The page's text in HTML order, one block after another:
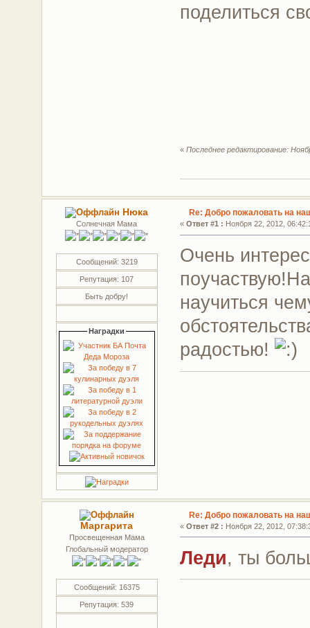
поделиться
«Последнее редактирование:
Нюка
Солнечная Мама
Сообщений: 3219
Репутация: 107
Быть добру!
Наградки
Re: Добро пожаловать на
«Ответ #1 : Ноября 22, 2012,
Очень
научиться
радостью!
Маргарита
Просвещенная Мама
Глобальный модератор
Сообщений: 16375
Репутация: 539
Re: Добро пожаловать на
«Ответ #2 : Ноября 22, 2012,
Леди, ты